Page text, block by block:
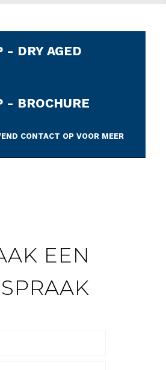
- DRY AGED
- BROCHURE
CONTACT OP VOOR MEER
EEN